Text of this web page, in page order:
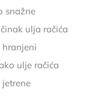
snažne
ulja račića
ulje račića